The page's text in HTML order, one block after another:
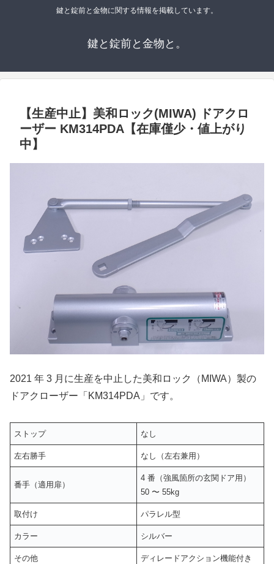
鍵と錠前と金物に関する情報を掲載しています。
鍵と錠前と金物と。
【生産中止】美和ロック(MIWA) ドアクロ
ーザー KM314PDA【在庫僅少・値上がり
中】
2021 年 3 月に生産を中止した美和ロック（MIWA）製の
ドアクローザー「KM314PDA」です。
ストップ なし
左右勝手 なし（左右兼用）
番手（適用扉）
4 番（強風箇所の玄関ドア用）
50 〜 55kg
取付け パラレル型
カラー シルバー
その他 ディレードアクション機能付き